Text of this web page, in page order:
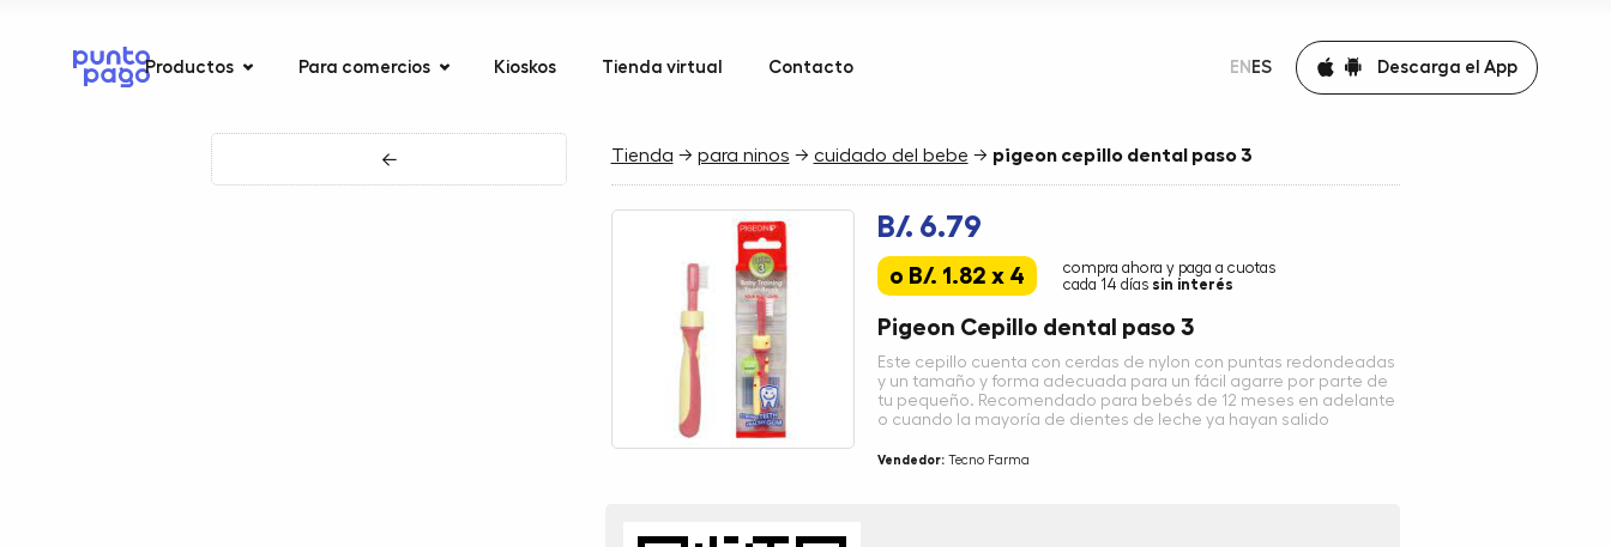
Productos Para comercios Kioskos Tienda virtual Contacto EN ES Descarga el App
← Tienda → para ninos → cuidado del bebe → pigeon cepillo dental paso 3
B/. 6.79
o B/. 1.82 x 4
compra ahora y paga a cuotas
cada 14 días sin interés
Pigeon Cepillo dental paso 3
Este cepillo cuenta con cerdas de nylon con puntas redondeadas
y un tamaño y forma adecuada para un fácil agarre por parte de
tu pequeño. Recomendado para bebés de 12 meses en adelante
o cuando la mayoría de dientes de leche ya hayan salido
Vendedor:Tecno Farma